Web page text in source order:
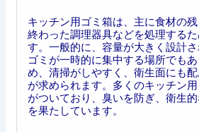
キッチン用ゴミ箱は、主に食材の
終わった調理器具などを処理する
す。一般的に、容量が大きく設計
ゴミが一時的に集中する場所でも
め、清掃がしやすく、衛生面にも
が求められます。多くのキッチン
がついており、臭いを防ぎ、衛生
を果たしています。